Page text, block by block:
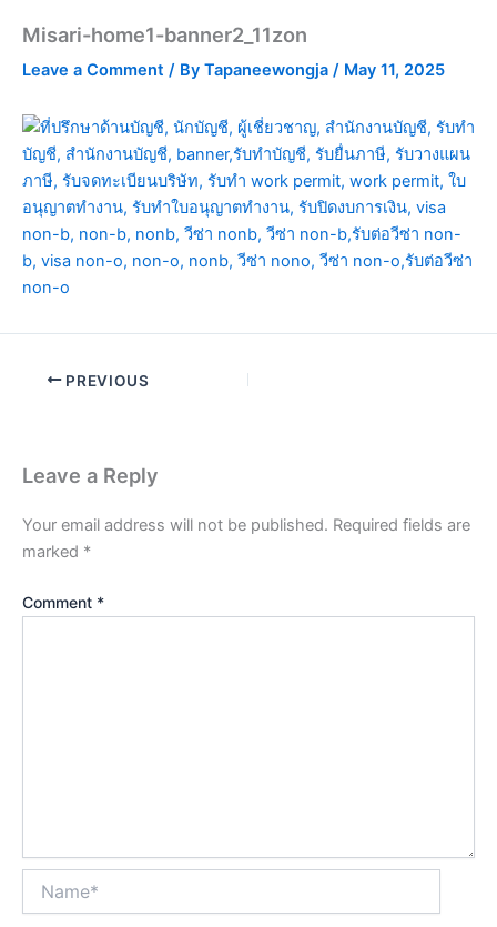
Misari-home1-banner2_11zon
Leave a Comment / By Tapaneewongja / May 11, 2025
PREVIOUS
Leave a Reply
Your email address will not be published. Required fields are
marked *
Comment *